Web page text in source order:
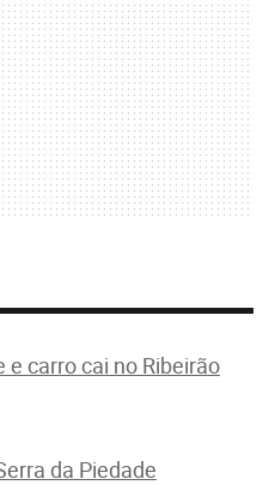
carro cai no Ribeirão
da Piedade